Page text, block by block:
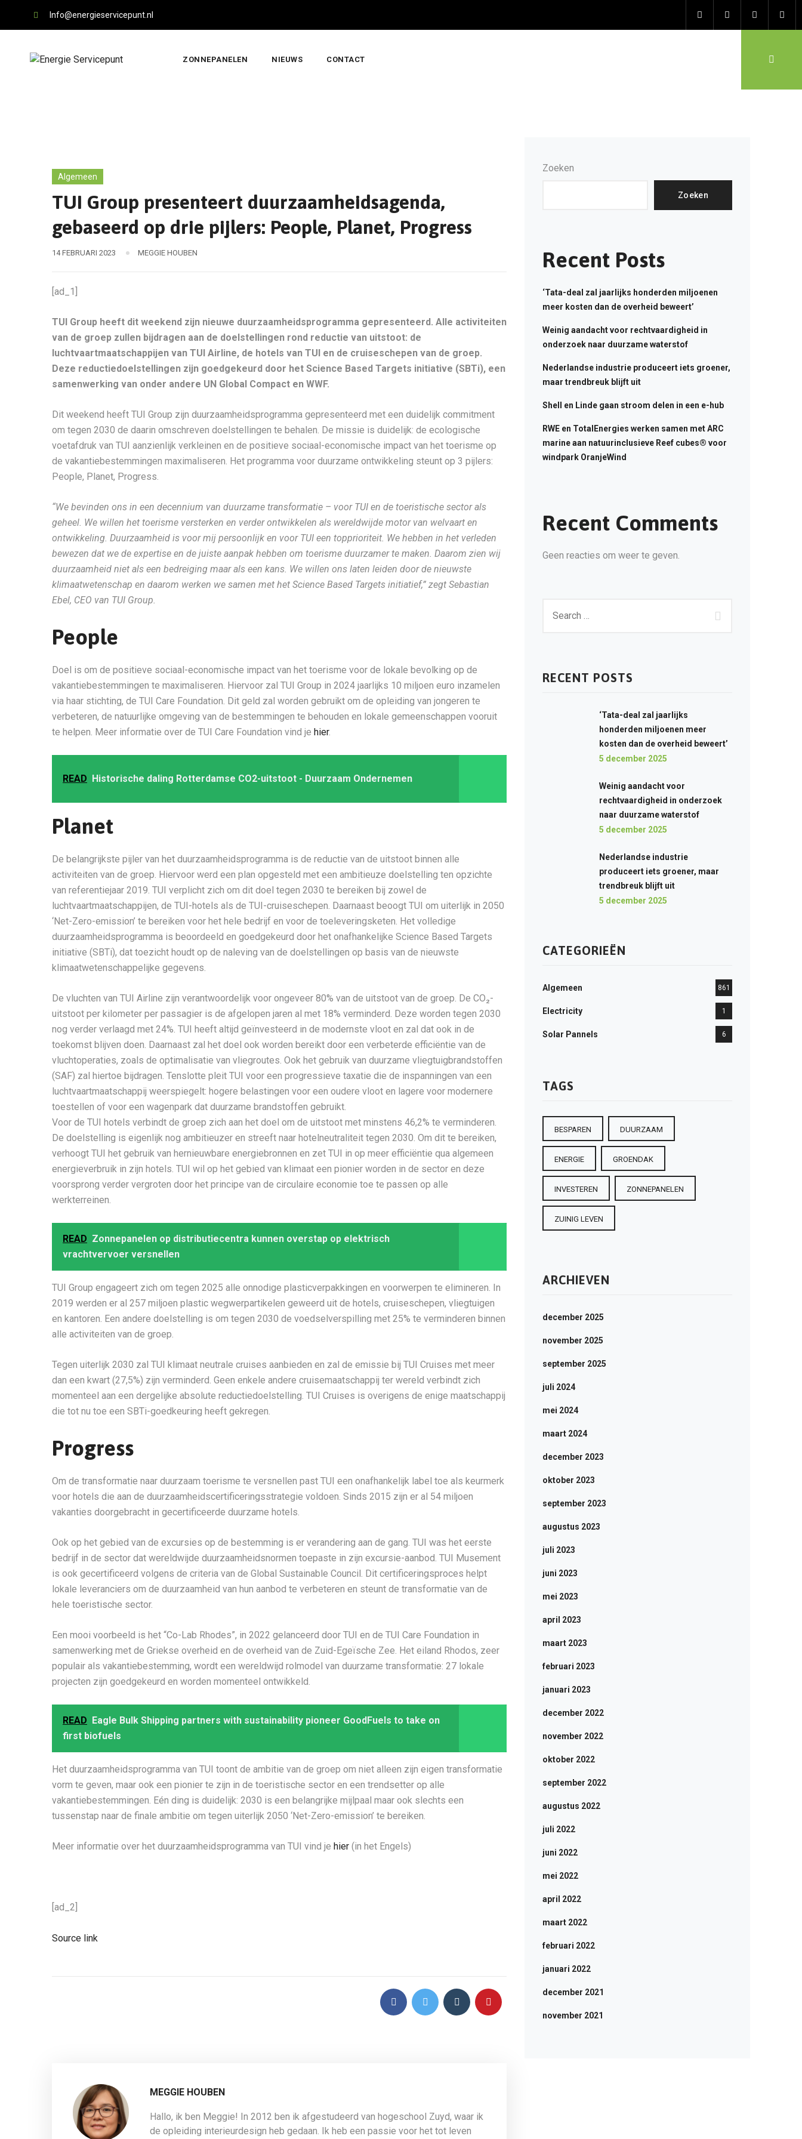
Info@energieservicepunt.nl
ZONNEPANELEN NIEUWS CONTACT
Algemeen
TUI Group presenteert duurzaamheidsagenda,
gebaseerd op drie pijlers: People, Planet, Progress
14 FEBRUARI 2023 MEGGIE HOUBEN
[ad_1]
TUI Group heeft dit weekend zijn nieuwe duurzaamheidsprogramma gepresenteerd. Alle activiteiten
van de groep zullen bijdragen aan de doelstellingen rond reductie van uitstoot: de
luchtvaartmaatschappijen van TUI Airline, de hotels van TUI en de cruiseschepen van de groep.
Deze reductiedoelstellingen zijn goedgekeurd door het Science Based Targets initiative (SBTi), een
samenwerking van onder andere UN Global Compact en WWF.
Dit weekend heeft TUI Group zijn duurzaamheidsprogramma gepresenteerd met een duidelijk commitment
om tegen 2030 de daarin omschreven doelstellingen te behalen. De missie is duidelijk: de ecologische
voetafdruk van TUI aanzienlijk verkleinen en de positieve sociaal-economische impact van het toerisme op
de vakantiebestemmingen maximaliseren. Het programma voor duurzame ontwikkeling steunt op 3 pijlers:
People, Planet, Progress.
“We bevinden ons in een decennium van duurzame transformatie – voor TUI en de toeristische sector als
geheel. We willen het toerisme versterken en verder ontwikkelen als wereldwijde motor van welvaart en
ontwikkeling. Duurzaamheid is voor mij persoonlijk en voor TUI een topprioriteit. We hebben in het verleden
bewezen dat we de expertise en de juiste aanpak hebben om toerisme duurzamer te maken. Daarom zien wij
duurzaamheid niet als een bedreiging maar als een kans. We willen ons laten leiden door de nieuwste
klimaatwetenschap en daarom werken we samen met het Science Based Targets initiatief,” zegt Sebastian
Ebel, CEO van TUI Group.
People
Doel is om de positieve sociaal-economische impact van het toerisme voor de lokale bevolking op de
vakantiebestemmingen te maximaliseren. Hiervoor zal TUI Group in 2024 jaarlijks 10 miljoen euro inzamelen
via haar stichting, de TUI Care Foundation. Dit geld zal worden gebruikt om de opleiding van jongeren te
verbeteren, de natuurlijke omgeving van de bestemmingen te behouden en lokale gemeenschappen vooruit
te helpen. Meer informatie over de TUI Care Foundation vind je hier.
READ Historische daling Rotterdamse CO2-uitstoot - Duurzaam Ondernemen
Planet
De belangrijkste pijler van het duurzaamheidsprogramma is de reductie van de uitstoot binnen alle
activiteiten van de groep. Hiervoor werd een plan opgesteld met een ambitieuze doelstelling ten opzichte
van referentiejaar 2019. TUI verplicht zich om dit doel tegen 2030 te bereiken bij zowel de
luchtvaartmaatschappijen, de TUI-hotels als de TUI-cruiseschepen. Daarnaast beoogt TUI om uiterlijk in 2050
‘Net-Zero-emission’ te bereiken voor het hele bedrijf en voor de toeleveringsketen. Het volledige
duurzaamheidsprogramma is beoordeeld en goedgekeurd door het onafhankelijke Science Based Targets
initiative (SBTi), dat toezicht houdt op de naleving van de doelstellingen op basis van de nieuwste
klimaatwetenschappelijke gegevens.
De vluchten van TUI Airline zijn verantwoordelijk voor ongeveer 80% van de uitstoot van de groep. De CO₂-
uitstoot per kilometer per passagier is de afgelopen jaren al met 18% verminderd. Deze worden tegen 2030
nog verder verlaagd met 24%. TUI heeft altijd geïnvesteerd in de modernste vloot en zal dat ook in de
toekomst blijven doen. Daarnaast zal het doel ook worden bereikt door een verbeterde efficiëntie van de
vluchtoperaties, zoals de optimalisatie van vliegroutes. Ook het gebruik van duurzame vliegtuigbrandstoffen
(SAF) zal hiertoe bijdragen. Tenslotte pleit TUI voor een progressieve taxatie die de inspanningen van een
luchtvaartmaatschappij weerspiegelt: hogere belastingen voor een oudere vloot en lagere voor modernere
toestellen of voor een wagenpark dat duurzame brandstoffen gebruikt.
Voor de TUI hotels verbindt de groep zich aan het doel om de uitstoot met minstens 46,2% te verminderen.
De doelstelling is eigenlijk nog ambitieuzer en streeft naar hotelneutraliteit tegen 2030. Om dit te bereiken,
verhoogt TUI het gebruik van hernieuwbare energiebronnen en zet TUI in op meer efficiëntie qua algemeen
energieverbruik in zijn hotels. TUI wil op het gebied van klimaat een pionier worden in de sector en deze
voorsprong verder vergroten door het principe van de circulaire economie toe te passen op alle
werkterreinen.
READ Zonnepanelen op distributiecentra kunnen overstap op elektrisch
vrachtvervoer versnellen
TUI Group engageert zich om tegen 2025 alle onnodige plasticverpakkingen en voorwerpen te elimineren. In
2019 werden er al 257 miljoen plastic wegwerpartikelen geweerd uit de hotels, cruiseschepen, vliegtuigen
en kantoren. Een andere doelstelling is om tegen 2030 de voedselverspilling met 25% te verminderen binnen
alle activiteiten van de groep.
Tegen uiterlijk 2030 zal TUI klimaat neutrale cruises aanbieden en zal de emissie bij TUI Cruises met meer
dan een kwart (27,5%) zijn verminderd. Geen enkele andere cruisemaatschappij ter wereld verbindt zich
momenteel aan een dergelijke absolute reductiedoelstelling. TUI Cruises is overigens de enige maatschappij
die tot nu toe een SBTi-goedkeuring heeft gekregen.
Progress
Om de transformatie naar duurzaam toerisme te versnellen past TUI een onafhankelijk label toe als keurmerk
voor hotels die aan de duurzaamheidscertificeringsstrategie voldoen. Sinds 2015 zijn er al 54 miljoen
vakanties doorgebracht in gecertificeerde duurzame hotels.
Ook op het gebied van de excursies op de bestemming is er verandering aan de gang. TUI was het eerste
bedrijf in de sector dat wereldwijde duurzaamheidsnormen toepaste in zijn excursie-aanbod. TUI Musement
is ook gecertificeerd volgens de criteria van de Global Sustainable Council. Dit certificeringsproces helpt
lokale leveranciers om de duurzaamheid van hun aanbod te verbeteren en steunt de transformatie van de
hele toeristische sector.
Een mooi voorbeeld is het “Co-Lab Rhodes”, in 2022 gelanceerd door TUI en de TUI Care Foundation in
samenwerking met de Griekse overheid en de overheid van de Zuid-Egeïsche Zee. Het eiland Rhodos, zeer
populair als vakantiebestemming, wordt een wereldwijd rolmodel van duurzame transformatie: 27 lokale
projecten zijn goedgekeurd en worden momenteel ontwikkeld.
READ Eagle Bulk Shipping partners with sustainability pioneer GoodFuels to take on
first biofuels
Het duurzaamheidsprogramma van TUI toont de ambitie van de groep om niet alleen zijn eigen transformatie
vorm te geven, maar ook een pionier te zijn in de toeristische sector en een trendsetter op alle
vakantiebestemmingen. Eén ding is duidelijk: 2030 is een belangrijke mijlpaal maar ook slechts een
tussenstap naar de finale ambitie om tegen uiterlijk 2050 ‘Net-Zero-emission’ te bereiken.
Meer informatie over het duurzaamheidsprogramma van TUI vind je hier (in het Engels)
[ad_2]
Source link
MEGGIE HOUBEN
Hallo, ik ben Meggie! In 2012 ben ik afgestudeerd van hogeschool Zuyd, waar ik
de opleiding interieurdesign heb gedaan. Ik heb een passie voor het tot leven
Zoeken
Zoeken
Recent Posts
‘Tata-deal zal jaarlijks honderden miljoenen
meer kosten dan de overheid beweert’
Weinig aandacht voor rechtvaardigheid in
onderzoek naar duurzame waterstof
Nederlandse industrie produceert iets groener,
maar trendbreuk blijft uit
Shell en Linde gaan stroom delen in een e-hub
RWE en TotalEnergies werken samen met ARC
marine aan natuurinclusieve Reef cubes® voor
windpark OranjeWind
Recent Comments
Geen reacties om weer te geven.
RECENT POSTS
‘Tata-deal zal jaarlijks
honderden miljoenen meer
kosten dan de overheid beweert’
5 december 2025
Weinig aandacht voor
rechtvaardigheid in onderzoek
naar duurzame waterstof
5 december 2025
Nederlandse industrie
produceert iets groener, maar
trendbreuk blijft uit
5 december 2025
CATEGORIEËN
Algemeen 861
Electricity 1
Solar Pannels 6
TAGS
BESPAREN DUURZAAM
ENERGIE GROENDAK
INVESTEREN ZONNEPANELEN
ZUINIG LEVEN
ARCHIEVEN
december 2025
november 2025
september 2025
juli 2024
mei 2024
maart 2024
december 2023
oktober 2023
september 2023
augustus 2023
juli 2023
juni 2023
mei 2023
april 2023
maart 2023
februari 2023
januari 2023
december 2022
november 2022
oktober 2022
september 2022
augustus 2022
juli 2022
juni 2022
mei 2022
april 2022
maart 2022
februari 2022
januari 2022
december 2021
november 2021